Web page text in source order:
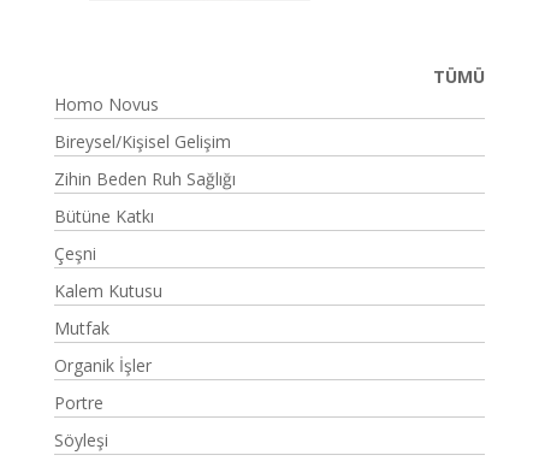
TÜMÜ
Homo Novus
Bireysel/Kişisel Gelişim
Zihin Beden Ruh Sağlığı
Bütüne Katkı
Çeşni
Kalem Kutusu
Mutfak
Organik İşler
Portre
Söyleşi